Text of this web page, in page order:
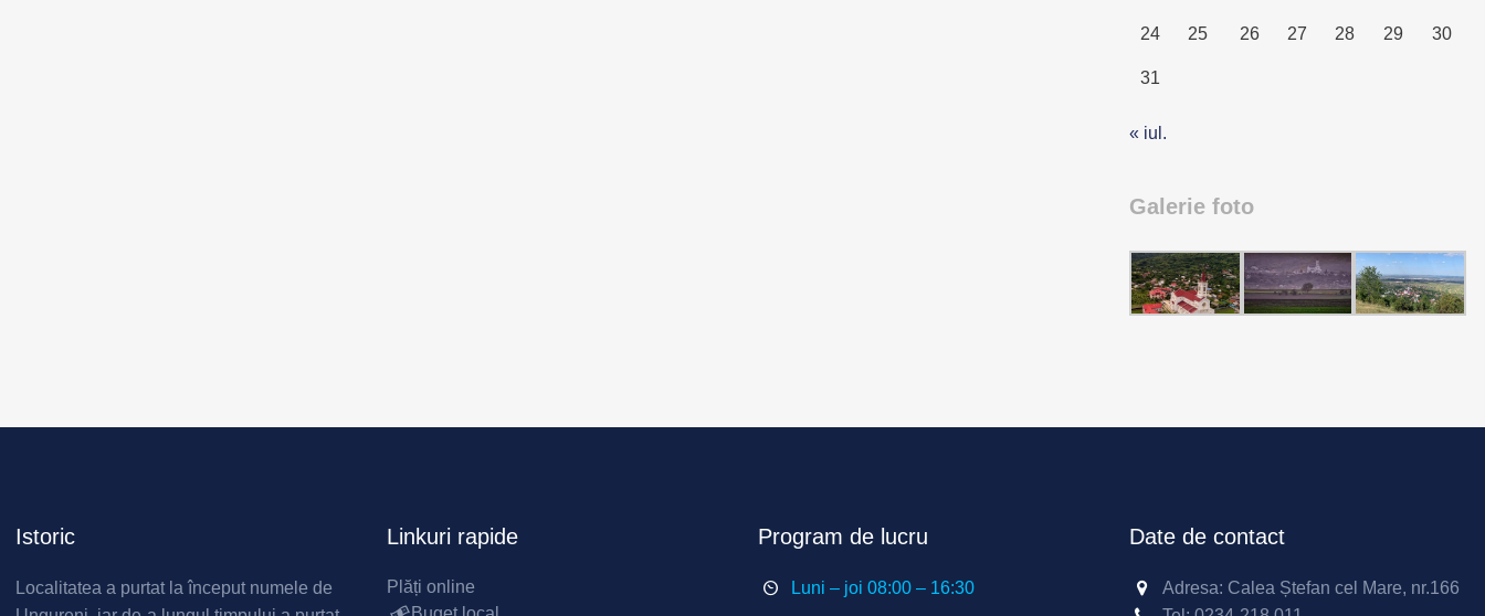
24 25 26 27 28 29 30
31
« iul.
Galerie foto
Istoric
Localitatea a purtat la început numele de
Linkuri rapide
Plăți online
Program de lucru
Luni – joi 08:00 – 16:30
Date de contact
Adresa: Calea Ștefan cel Mare, nr.166